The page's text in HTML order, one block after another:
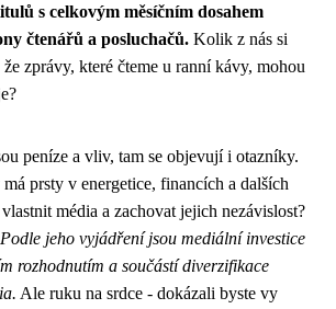
s celkovým měsíčním dosahem
čtenářů a posluchačů. Kolik z nás si
zprávy, které čteme u ranní kávy, mohou
peníze a vliv, tam se objevují i otazníky.
prsty v energetice, financích a dalších
média a zachovat jejich nezávislost?
Podle jeho vyjádření jsou mediální investice
rozhodnutím a součástí diverzifikace
Ale ruku na srdce - dokázali byste vy